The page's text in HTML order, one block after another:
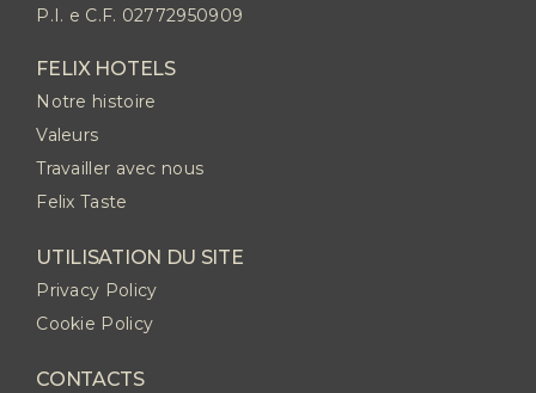
P.I. e C.F. 02772950909
FELIX HOTELS
Notre histoire
Valeurs
Travailler avec nous
Felix Taste
UTILISATION DU SITE
Privacy Policy
Cookie Policy
CONTACTS